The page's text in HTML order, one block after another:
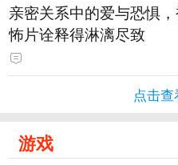
亲密关系中的爱与恐惧
怖片诠释得淋漓尽致
点击
游戏